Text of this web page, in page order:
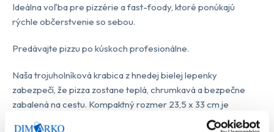
Ideálna voľba pre pizzérie a fast-foody, ktoré ponúkajú
rýchle občerstvenie so sebou.
Predávajte pizzu po kúskoch profesionálne.
Naša trojuholníková krabica z hnedej bielej lepenky
zabezpečí, že pizza zostane teplá, chrumkavá a bezpečne
zabalená na cestu. Kompaktný rozmer 23,5 x 33 cm je
navrhnutý presne pre štandardné porcie.